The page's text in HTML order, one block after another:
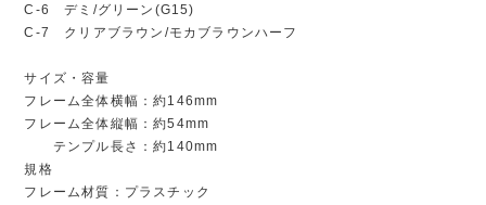
C-6 デミ/グリーン(G15)
C-7 クリアブラウン/モカブラウンハーフ
サイズ・容量
フレーム全体横幅：約146mm
フレーム全体縦幅：約54mm
テンプル長さ：約140mm
規格
フレーム材質：プラスチック